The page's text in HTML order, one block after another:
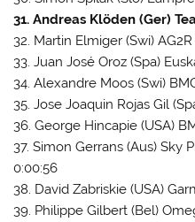
31. Andreas Klöden (Ger)
32. Martin Elmiger (Swi)
33. Juan José Oroz (Spa)
34. Alexandre Moos (Swi)
35. Jose Joaquin Rojas Gil
36. George Hincapie (USA)
37. Simon Gerrans (Aus) Sky
0:00:56
38. David Zabriskie (USA)
39. Philippe Gilbert (Bel)